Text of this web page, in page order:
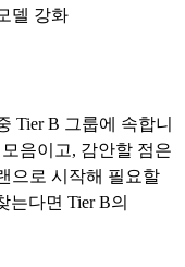
델 강화
TierB 그룹에 속합니
음이고, 감안할 점은
으로 시작해 필요할
는다면 TierB의